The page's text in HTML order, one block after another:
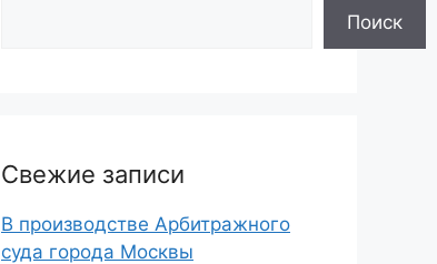
Поиск
Свежие записи
В производстве Арбитражного
суда города Москвы